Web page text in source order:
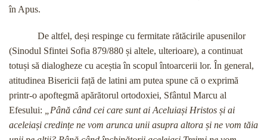
în Apus.
De altfel, deși respinge cu fermitate rătăcirile apusenilor
(Sinodul Sfintei Sofia 879/880 și altele, ulterioare), a continuat
totuși să dialogheze cu aceștia în scopul întoarcerii lor. În general,
atitudinea Bisericii față de latini am putea spune că o exprimă
printr-o apoftegmă apărătorul ortodoxiei, Sfântul Marcu al
Efesului:
„Până când cei care sunt ai Aceluiași Hristos și ai
aceleiași credințe ne vom arunca unii asupra altora și ne vom tăia